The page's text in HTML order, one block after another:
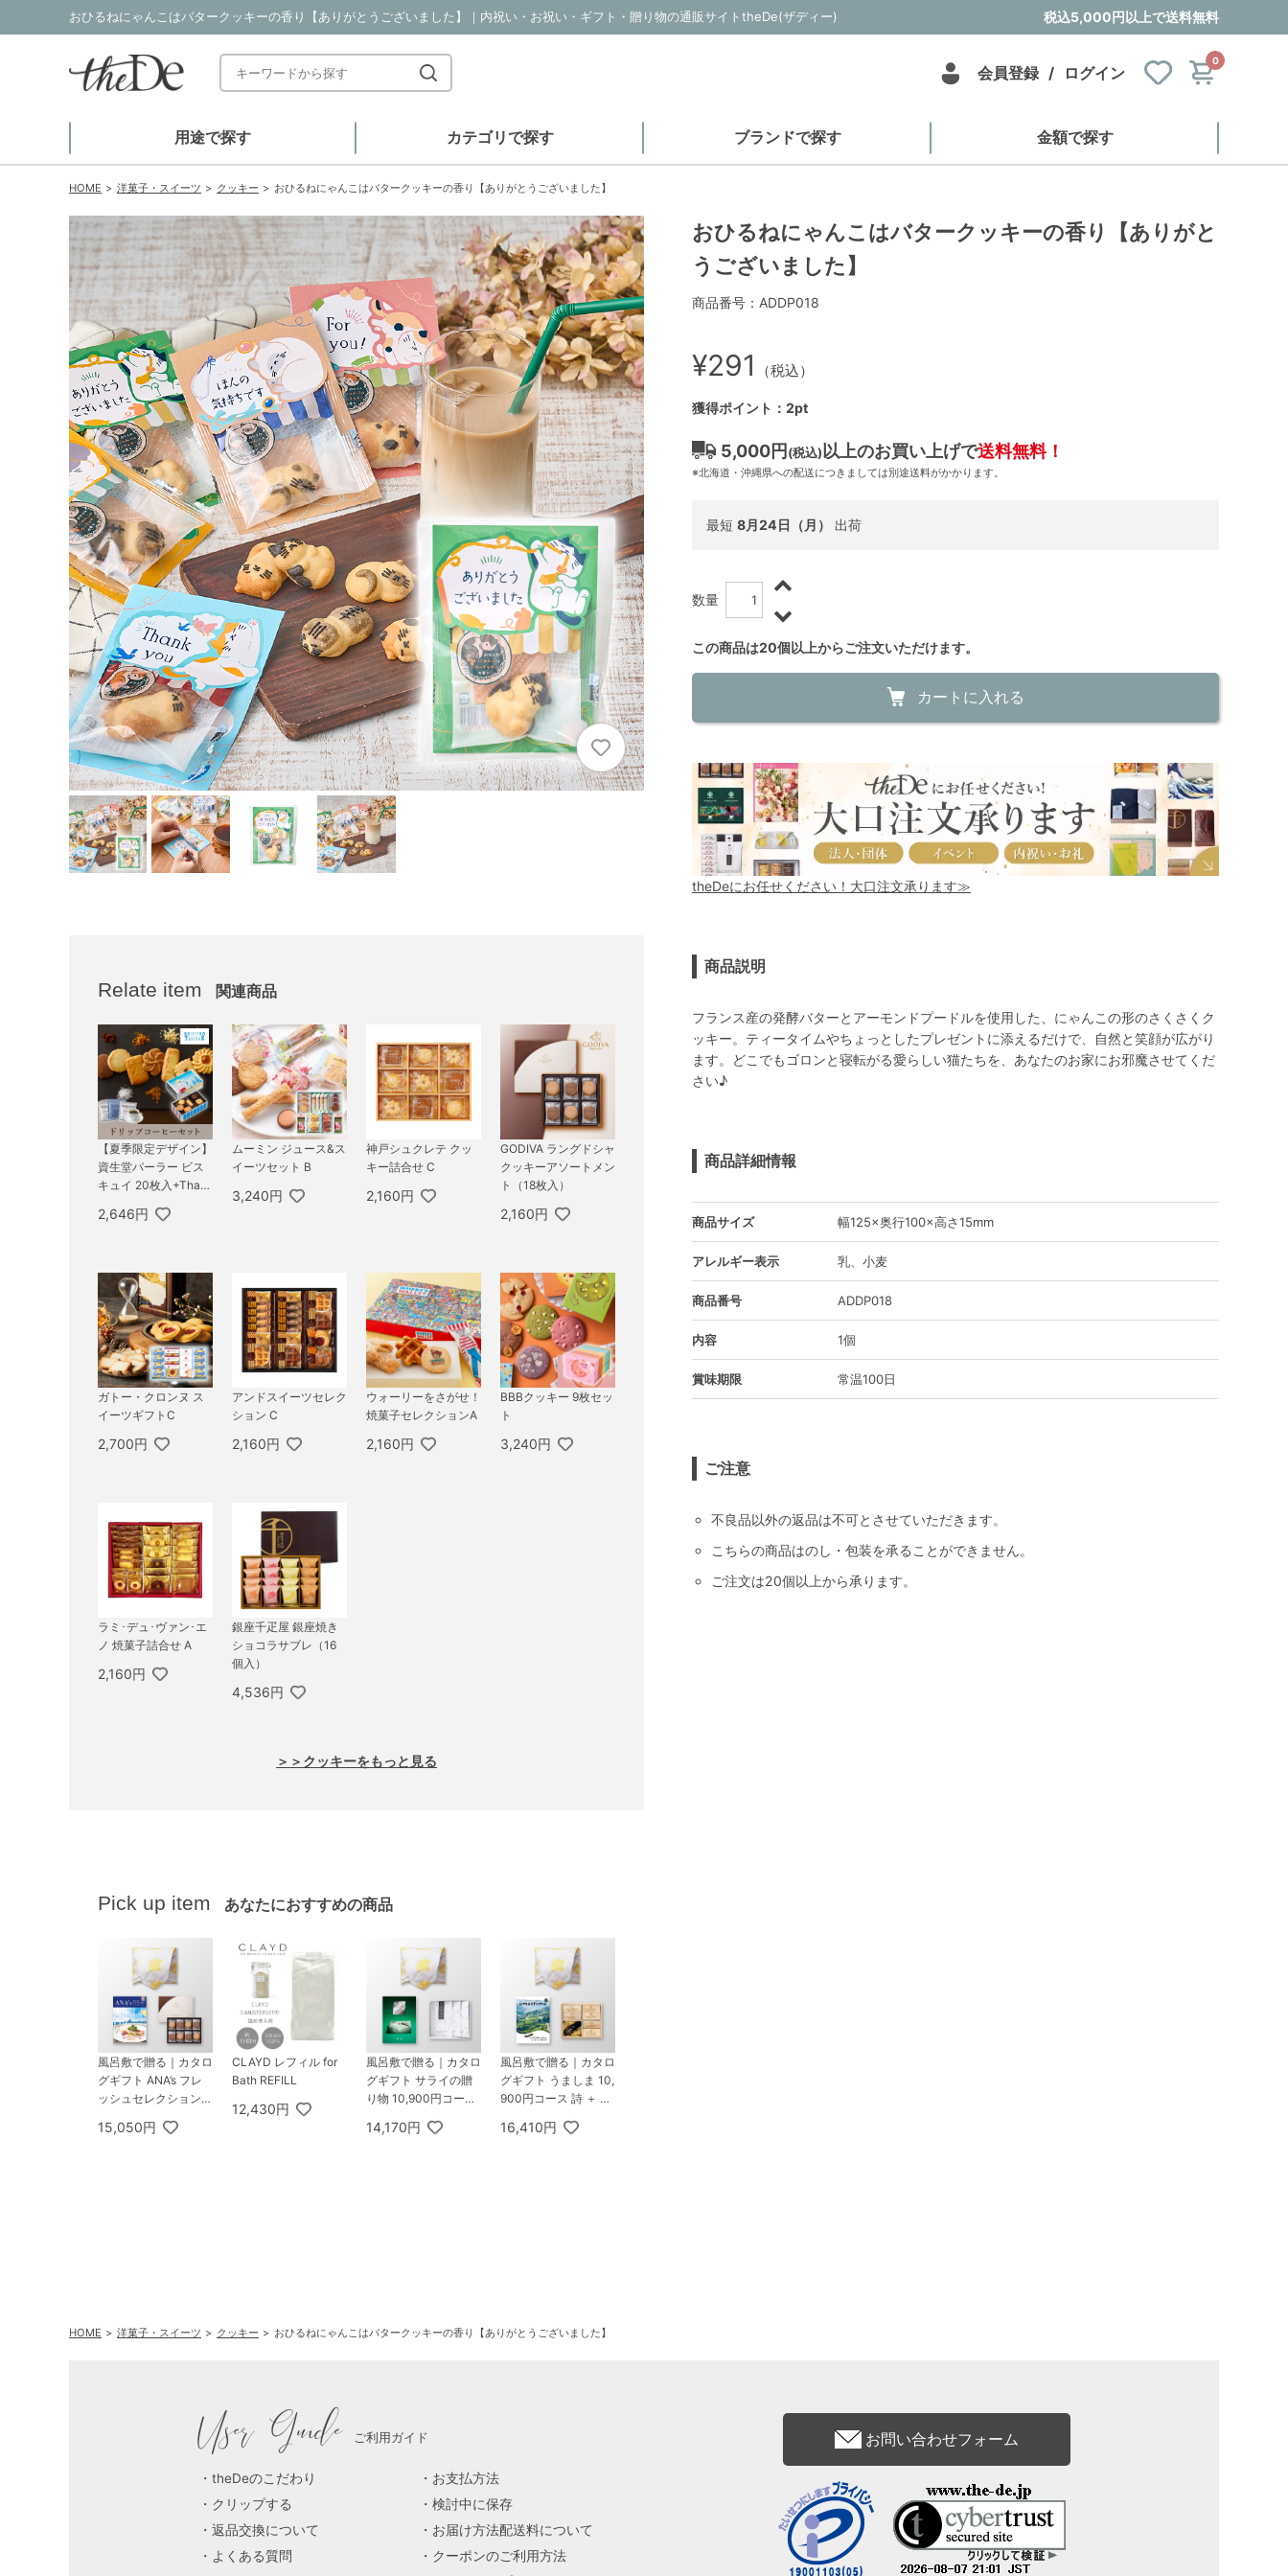
おひるねにゃんこはバタークッキーの香り【ありがとうございました】｜内祝い・お祝い・ギフト・贈り物の通販サイトtheDe(ザディー) 税込5,000円以上で送料無料
会員登録 / ログイン
0
用途で探す カテゴリで探す ブランドで探す 金額で探す
HOME 洋菓子・スイーツ クッキー おひるねにゃんこはバタークッキーの香り【ありがとうございました】
Relate item 関連商品
【夏季限定デザイン】
資生堂パーラー ビス
キュイ 20枚入+Than
2,646円
ムーミン ジュース&ス
イーツセット B
3,240円
神戸シュクレテ クッ
キー詰合せ C
2,160円
GODIVA ラングドシャ
クッキーアソートメン
ト（18枚入）
2,160円
ガトー・クロンヌ ス
イーツギフトC
2,700円
アンドスイーツセレク
ション C
2,160円
ウォーリーをさがせ！
焼菓子セレクションA
2,160円
BBBクッキー 9枚セッ
ト
3,240円
ラミ･デュ･ヴァン･エ
ノ 焼菓子詰合せ A
2,160円
銀座千疋屋 銀座焼き
ショコラサブレ（16
個入）
4,536円
＞＞クッキーをもっと見る
Pick up item あなたにおすすめの商品
風呂敷で贈る｜カタロ
グギフト ANA’s フレ
ッシュセレクション 1
GODIVA ゴディバ ラ
15,050円
CLAYD レフィル for
Bath REFILL
12,430円
風呂敷で贈る｜カタロ
グギフト サライの贈
り物 10,900円コース
茶セット
14,170円
風呂敷で贈る｜カタロ
グギフト うましま 10,
900円コース 詩 ＋ K
エコブロック18個オ
16,410円
おひるねにゃんこはバタークッキーの香り【ありがと
うございました】
商品番号：ADDP018
¥291 （税込）
獲得ポイント：2pt
5,000円 (税込) 以上のお買い上げで送料無料！
※北海道・沖縄県への配送につきましては別途送料がかかります。
最短 8月24日（月） 出荷
数量
この商品は20個以上からご注文いただけます。
カートに入れる
theDeにお任せください！大口注文承ります≫
商品説明
フランス産の発酵バターとアーモンドプードルを使用した、にゃんこの形のさくさくク
ッキー。ティータイムやちょっとしたプレゼントに添えるだけで、自然と笑顔が広がり
ます。どこでもゴロンと寝転がる愛らしい猫たちを、あなたのお家にお邪魔させてくだ
さい♪
商品詳細情報
商品サイズ 幅125×奥行100×高さ15mm
アレルギー表示 乳、小麦
商品番号 ADDP018
内容 1個
賞味期限 常温100日
ご注意
不良品以外の返品は不可とさせていただきます。
こちらの商品はのし・包装を承ることができません。
ご注文は20個以上から承ります。
HOME 洋菓子・スイーツ クッキー おひるねにゃんこはバタークッキーの香り【ありがとうございました】
User Guide ご利用ガイド
theDeのこだわり
お支払方法
クリップする
検討中に保存
返品交換について
お届け方法配送料について
よくある質問
クーポンのご利用方法
お問い合わせフォーム